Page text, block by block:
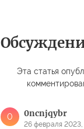
Эта статья
0 0ncnjqybr
26 февраля 2023,